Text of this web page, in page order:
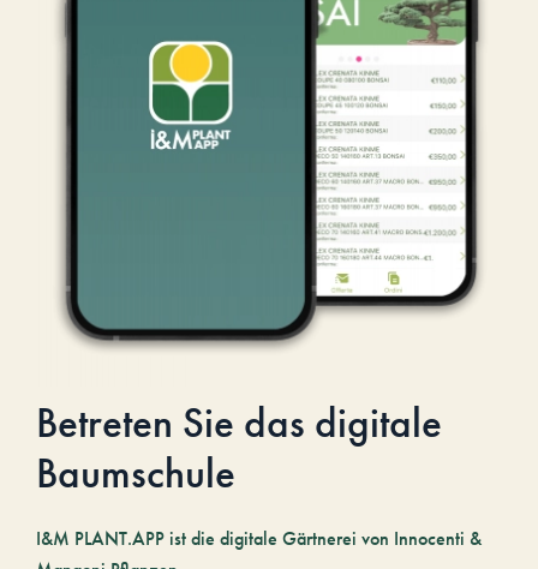
Betreten Sie das digitale
Baumschule
I&M PLANT.APP ist die digitale Gärtnerei von Innocenti &